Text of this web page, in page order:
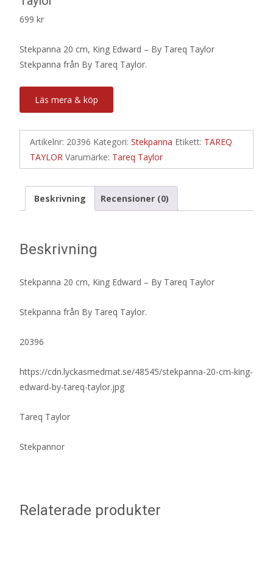
699 kr
Stekpanna 20 cm, King Edward – By Tareq Taylor
Stekpanna från By Tareq Taylor.
Läs mera & köp
Artikelnr: 20396 Kategori: Stekpanna Etikett: TAREQ
TAYLOR Varumärke: Tareq Taylor
Beskrivning Recensioner (0)
Beskrivning
Stekpanna 20 cm, King Edward – By Tareq Taylor
Stekpanna från By Tareq Taylor.
20396
https://cdn.lyckasmedmat.se/48545/stekpanna-20-cm-king-
edward-by-tareq-taylor.jpg
Tareq Taylor
Stekpannor
Relaterade produkter